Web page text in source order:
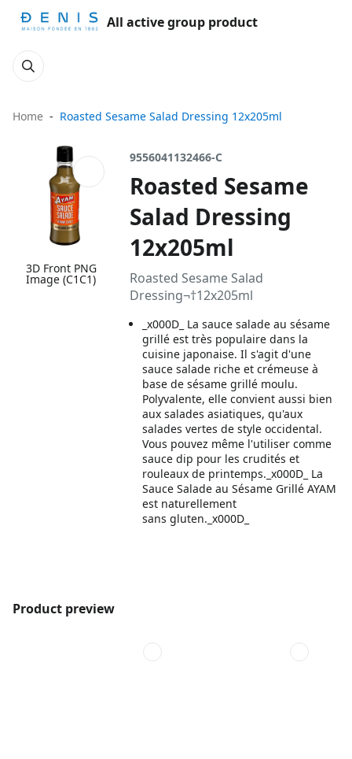
All active group product
Home Roasted Sesame Salad Dressing 12x205ml
3D Front PNG
Image (C1C1)
9556041132466-C
Roasted Sesame
Salad Dressing
12x205ml
Roasted Sesame Salad
Dressing¬†12x205ml
_x000D_ La sauce salade au sésame
grillé est très populaire dans la
cuisine japonaise. Il s'agit d'une
sauce salade riche et crémeuse à
base de sésame grillé moulu.
Polyvalente, elle convient aussi bien
aux salades asiatiques, qu'aux
salades vertes de style occidental.
Vous pouvez même l'utiliser comme
sauce dip pour les crudités et
rouleaux de printemps._x000D_ La
Sauce Salade au Sésame Grillé AYAM
est naturellement
sans gluten._x000D_
Product preview